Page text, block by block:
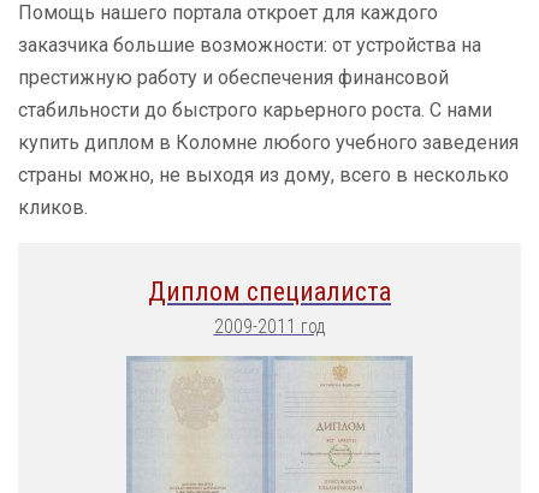
Помощь нашего портала откроет для каждого
заказчика большие возможности: от устройства на
престижную работу и обеспечения финансовой
стабильности до быстрого карьерного роста. С нами
купить диплом в Коломне любого учебного заведения
страны можно, не выходя из дому, всего в несколько
кликов.
Диплом специалиста
2009-2011 год